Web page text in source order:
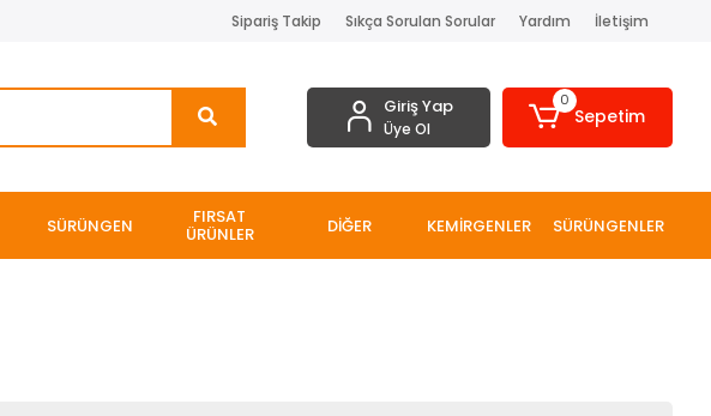
Sipariş Takip Sıkça Sorulan Sorular Yardım İletişim
Giriş Yap
Üye Ol
0
Sepetim
SÜRÜNGEN FIRSAT
ÜRÜNLER DİĞER KEMİRGENLER SÜRÜNGENLER